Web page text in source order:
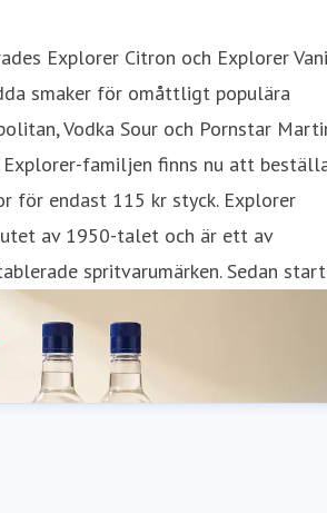
Explorer Citron och Explorer
smaker för omåttligt populära
Vodka Sour och Pornstar
familjen finns nu att
för endast 115 kr styck. Explorer
av 1950-talet och är ett av
spritvarumärken. Sedan